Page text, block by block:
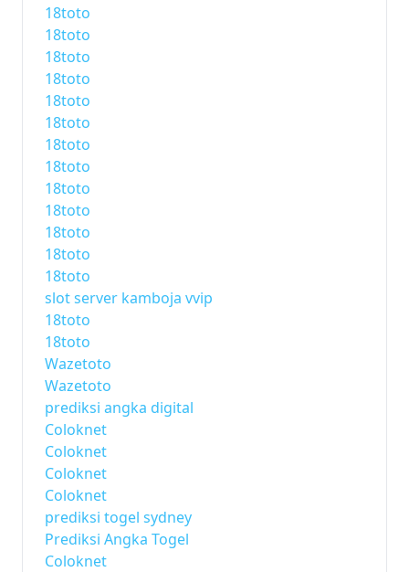
18toto
18toto
18toto
18toto
18toto
18toto
18toto
18toto
18toto
18toto
18toto
18toto
18toto
slot server kamboja vvip
18toto
18toto
Wazetoto
Wazetoto
prediksi angka digital
Coloknet
Coloknet
Coloknet
Coloknet
prediksi togel sydney
Prediksi Angka Togel
Coloknet